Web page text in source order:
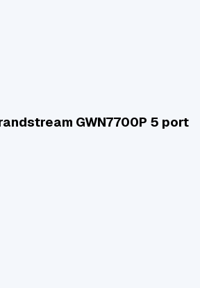
GWN7700P 5 port